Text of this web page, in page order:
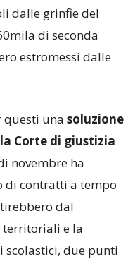
dalle grinfie del
di seconda
estromessi dalle
questi una soluzione
Corte di giustizia
novembre ha
di contratti a tempo
dal
territoriali e la
due punti